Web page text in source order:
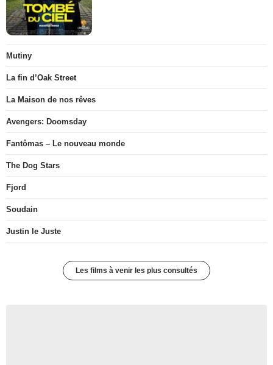
Mutiny
La fin d’Oak Street
La Maison de nos rêves
Avengers: Doomsday
Fantômas – Le nouveau monde
The Dog Stars
Fjord
Soudain
Justin le Juste
Les films à venir les plus consultés